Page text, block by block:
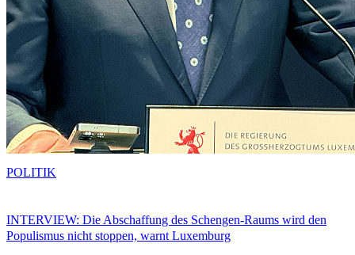
INTERVIEW: Die Abschaffung des Schengen-Raums wird den
Populismus nicht stoppen, warnt Luxemburg
POLITIK